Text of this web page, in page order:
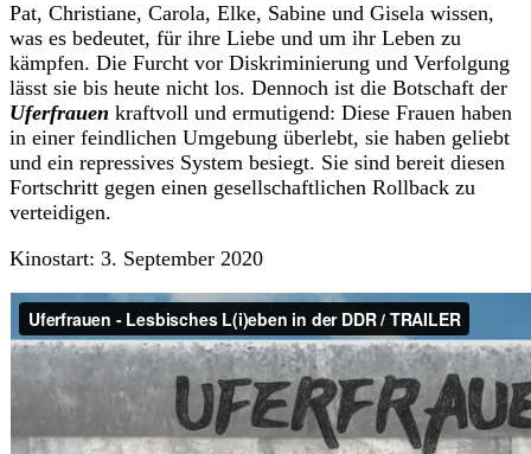
Pat, Christiane, Carola, Elke, Sabine und Gisela wissen,
was es bedeutet, für ihre Liebe und um ihr Leben zu
kämpfen. Die Furcht vor Diskriminierung und Verfolgung
lässt sie bis heute nicht los. Dennoch ist die Botschaft der
Uferfrauen kraftvoll und ermutigend: Diese Frauen haben
in einer feindlichen Umgebung überlebt, sie haben geliebt
und ein repressives System besiegt. Sie sind bereit diesen
Fortschritt gegen einen gesellschaftlichen Rollback zu
verteidigen.
Kinostart: 3. September 2020